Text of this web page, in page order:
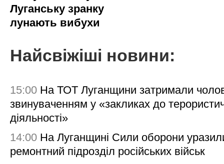
Луганську зранку
лунають вибухи
Найсвіжіші новини:
15:00 На ТОТ Луганщини затримали
звинуваченням у «закликах до
діяльності»
14:00 На Луганщині Сили оборони
ремонтний підрозділ російських військ